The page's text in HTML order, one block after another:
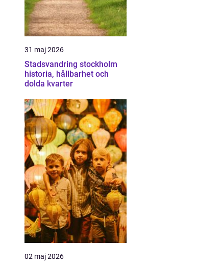
31 maj 2026
Stadsvandring stockholm
historia, hållbarhet och
dolda kvarter
02 maj 2026